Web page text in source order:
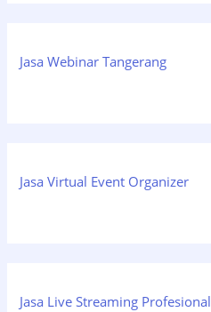
Jasa Webinar Tangerang
Jasa Virtual Event Organizer
Jasa Live Streaming Profesional